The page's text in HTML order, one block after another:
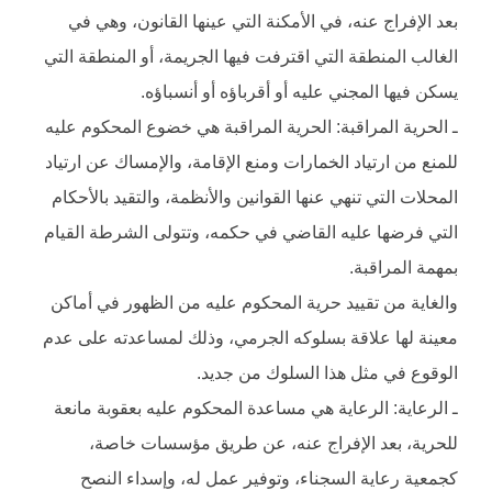
بعد الإفراج عنه، في الأمكنة التي عينها القانون، وهي في
الغالب المنطقة التي اقترفت فيها الجريمة، أو المنطقة التي
يسكن فيها المجني عليه أو أقرباؤه أو أنسباؤه.
ـ الحرية المراقبة: الحرية المراقبة هي خضوع المحكوم عليه
للمنع من ارتياد الخمارات ومنع الإقامة، والإمساك عن ارتياد
المحلات التي تنهي عنها القوانين والأنظمة، والتقيد بالأحكام
التي فرضها عليه القاضي في حكمه، وتتولى الشرطة القيام
بمهمة المراقبة.
والغاية من تقييد حرية المحكوم عليه من الظهور في أماكن
معينة لها علاقة بسلوكه الجرمي، وذلك لمساعدته على عدم
الوقوع في مثل هذا السلوك من جديد.
ـ الرعاية: الرعاية هي مساعدة المحكوم عليه بعقوبة مانعة
للحرية، بعد الإفراج عنه، عن طريق مؤسسات خاصة،
كجمعية رعاية السجناء، وتوفير عمل له، وإسداء النصح